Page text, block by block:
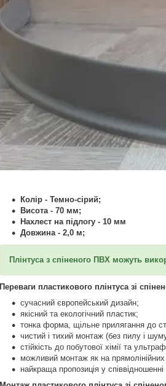
Колір - Темно-сірий;
Висота - 70 мм;
Нахлест на підлогу - 10 мм
Довжина - 2,0 м;
Плінтуса з спіненого ПВХ можуть
Переваги пластикового плінтуса зі
сучасний європейський дизайн;
якісний та екологічний пластик;
тонка форма, щільне прилягання до
чистий і тихий монтаж (без пилу і
стійкість до побутової хімії та
можливий монтаж як на прямолінійних
найкраща пропозиція у співвідношенні